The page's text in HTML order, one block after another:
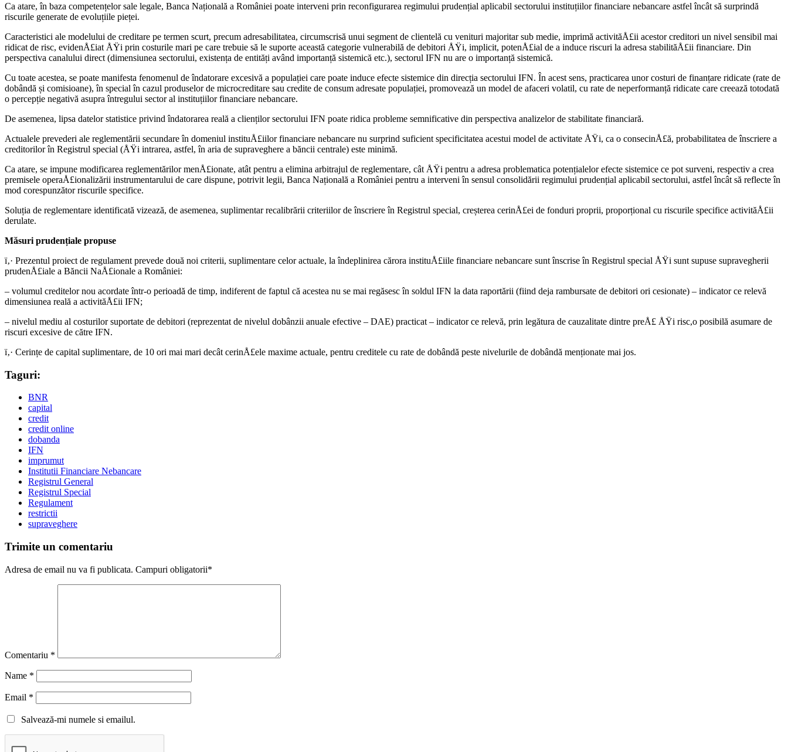
Ca atare, în baza competențelor sale legale, Banca Națională a României poate interveni prin reconfigurarea regimului prudențial aplicabil sectorului instituțiilor financiare nebancare astfel încât să surprindă
riscurile generate de evoluțiile pieței.
Caracteristici ale modelului de creditare pe termen scurt, precum adresabilitatea, circumscrisă unui segment de clientelă cu venituri majoritar sub medie, imprimă activităÅ£ii acestor creditori un nivel sensibil mai
ridicat de risc, evidenÅ£iat ÅŸi prin costurile mari pe care trebuie să le suporte această categorie vulnerabilă de debitori ÅŸi, implicit, potenÅ£ial de a induce riscuri la adresa stabilităÅ£ii financiare. Din
perspectiva canalului direct (dimensiunea sectorului, existența de entități având importanță sistemică etc.), sectorul IFN nu are o importanță sistemică.
Cu toate acestea, se poate manifesta fenomenul de îndatorare excesivă a populației care poate induce efecte sistemice din direcția sectorului IFN. În acest sens, practicarea unor costuri de finanțare ridicate (rate de
dobândă și comisioane), în special în cazul produselor de microcreditare sau credite de consum adresate populației, promovează un model de afaceri volatil, cu rate de neperformanță ridicate care creează totodată
o percepție negativă asupra întregului sector al instituțiilor financiare nebancare.
De asemenea, lipsa datelor statistice privind îndatorarea reală a clienților sectorului IFN poate ridica probleme semnificative din perspectiva analizelor de stabilitate financiară.
Actualele prevederi ale reglementării secundare în domeniul instituÅ£iilor financiare nebancare nu surprind suficient specificitatea acestui model de activitate ÅŸi, ca o consecinÅ£ă, probabilitatea de înscriere a
creditorilor în Registrul special (ÅŸi intrarea, astfel, în aria de supraveghere a băncii centrale) este minimă.
Ca atare, se impune modificarea reglementărilor menÅ£ionate, atât pentru a elimina arbitrajul de reglementare, cât ÅŸi pentru a adresa problematica potențialelor efecte sistemice ce pot surveni, respectiv a crea
premisele operaÅ£ionalizării instrumentarului de care dispune, potrivit legii, Banca Națională a României pentru a interveni în sensul consolidării regimului prudențial aplicabil sectorului, astfel încât să reflecte în
mod corespunzător riscurile specifice.
Soluția de reglementare identificată vizează, de asemenea, suplimentar recalibrării criteriilor de înscriere în Registrul special, creșterea cerinÅ£ei de fonduri proprii, proporțional cu riscurile specifice activităÅ£ii
derulate.
Măsuri prudențiale propuse
ï‚· Prezentul proiect de regulament prevede două noi criterii, suplimentare celor actuale, la îndeplinirea cărora instituÅ£iile financiare nebancare sunt înscrise în Registrul special ÅŸi sunt supuse supravegherii
prudenÅ£iale a Băncii NaÅ£ionale a României:
– volumul creditelor nou acordate într-o perioadă de timp, indiferent de faptul că acestea nu se mai regăsesc în soldul IFN la data raportării (fiind deja rambursate de debitori ori cesionate) – indicator ce relevă
dimensiunea reală a activităÅ£ii IFN;
– nivelul mediu al costurilor suportate de debitori (reprezentat de nivelul dobânzii anuale efective – DAE) practicat – indicator ce relevă, prin legătura de cauzalitate dintre preÅ£ ÅŸi risc,o posibilă asumare de
riscuri excesive de către IFN.
ï‚· Cerințe de capital suplimentare, de 10 ori mai mari decât cerinÅ£ele maxime actuale, pentru creditele cu rate de dobândă peste nivelurile de dobândă menționate mai jos.
Taguri:
BNR
capital
credit
credit online
dobanda
IFN
imprumut
Institutii Financiare Nebancare
Registrul General
Registrul Special
Regulament
restrictii
supraveghere
Trimite un comentariu
Adresa de email nu va fi publicata. Campuri obligatorii*
Comentariu *
Name *
Email *
Salvează-mi numele si emailul.